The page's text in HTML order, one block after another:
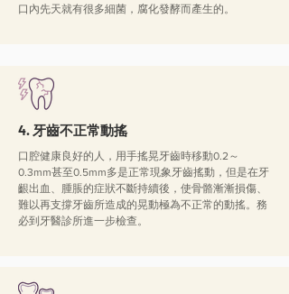
口內先天就有很多細菌，腐化發酵而產生的。
4. 牙齒不正常動搖
口腔健康良好的人，用手搖晃牙齒時移動0.2～
0.3mm甚至0.5mm多是正常現象牙齒搖動，但是在牙
齦出血、腫脹的症狀不斷持續後，使骨骼漸漸損傷、
難以再支撐牙齒所造成的晃動極為不正常的動搖。務
必到牙醫診所進一步檢查。